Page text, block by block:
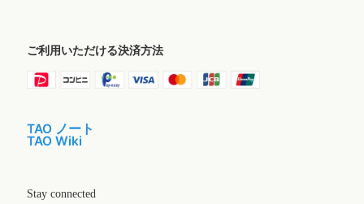
ご利用いただける決済方法
TAO ノート
TAO Wiki
Stay connected